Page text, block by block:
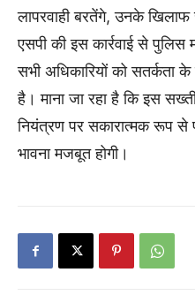
लापरवाही बरतेंगे, उनके खिलाफ
एसपी की इस कार्रवाई से
सभी अधिकारियों को सतर्कता
है। माना जा रहा है कि इस
नियंत्रण पर सकारात्मक रूप से
भावना मजबूत होगी।